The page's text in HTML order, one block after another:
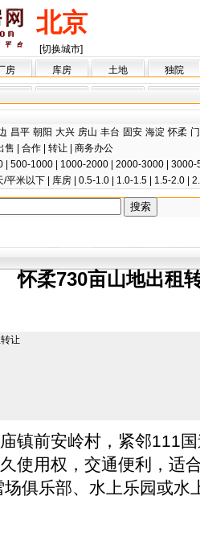
北京
[切换城市]
房 库房 土地 独院
昌平 朝阳 大兴 房山 丰台 固安 海淀 怀柔
售 合作 转让
商务办公
500-1000 1000-2000 2000-3000
3000-
/平米以下 库房 0.5-1.0 1.0-1.5 1.5-2.0
怀柔730亩山地出租
让
前安岭村，紧邻111国
使用权，交通便利，适
俱乐部、水上乐园或水